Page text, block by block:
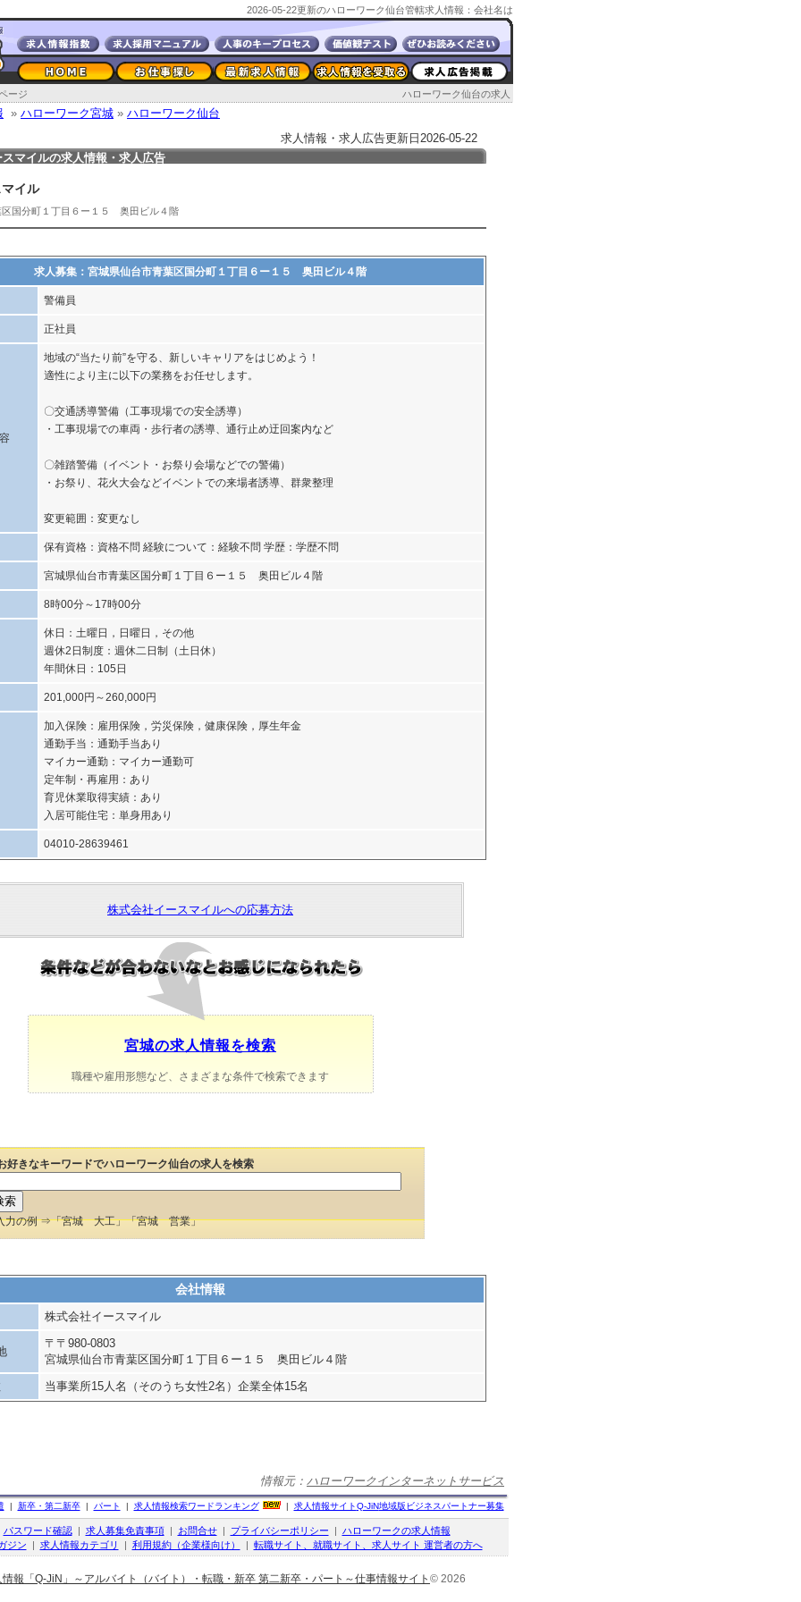
2026-05-22更新のハローワーク仙台管轄求人情報：会社名は
ハローワーク仙台の求人
ージ
» ハローワーク宮城 » ハローワーク仙台
求人情報・求人広告更新日2026-05-22
マイルの求人情報・求人広告
イル
区国分町１丁目６ー１５ 奥田ビル４階
求人募集：宮城県仙台市青葉区国分町１丁目６ー１５ 奥田ビル４階
警備員
正社員
地域の“当たり前”を守る、新しいキャリアをはじめよう！
適性により主に以下の業務をお任せします。
〇交通誘導警備（工事現場での安全誘導）
・工事現場での車両・歩行者の誘導、通行止め迂回案内など
〇雑踏警備（イベント・お祭り会場などでの警備）
・お祭り、花火大会などイベントでの来場者誘導、群衆整理
変更範囲：変更なし
保有資格：資格不問 経験について：経験不問 学歴：学歴不問
宮城県仙台市青葉区国分町１丁目６ー１５ 奥田ビル４階
8時00分～17時00分
休日：土曜日，日曜日，その他
週休2日制度：週休二日制（土日休）
年間休日：105日
201,000円～260,000円
加入保険：雇用保険，労災保険，健康保険，厚生年金
通勤手当：通勤手当あり
マイカー通勤：マイカー通勤可
定年制・再雇用：あり
育児休業取得実績：あり
入居可能住宅：単身用あり
04010-28639461
株式会社イースマイルへの応募方法
宮城の求人情報を検索
職種や雇用形態など、さまざまな条件で検索できます
好きなキーワードでハローワーク仙台の求人を検索
力の例 ⇒「宮城 大工」「宮城 営業」
会社情報
株式会社イースマイル
〒〒980-0803
宮城県仙台市青葉区国分町１丁目６ー１５ 奥田ビル４階
当事業所15人名（そのうち女性2名）企業全体15名
情報元： ハローワークインターネットサービス
| 新卒・第二新卒| パート | 求人情報検索ワードランキング | 求人情報サイトQ-JiN地域版ビジネスパートナー募集
パスワード確認| 求人募集免責事項| お問合せ| プライバシーポリシー | ハローワークの求人情報
ジン | 求人情報カテゴリ | 利用規約（企業様向け） | 転職サイト、就職サイト、求人サイト 運営者の方へ
情報「Q-JiN」～アルバイト（バイト）・転職・新卒 第二新卒・パート～仕事情報サイト © 2026